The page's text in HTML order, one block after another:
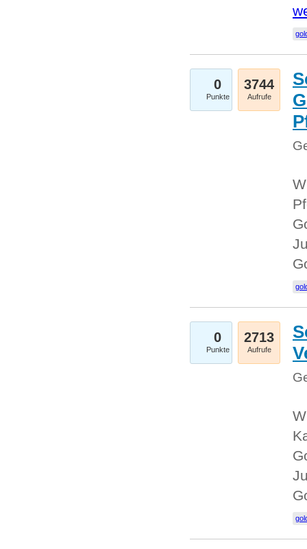
0
Punkte
3744
Aufrufe
0
Punkte
2713
Aufrufe